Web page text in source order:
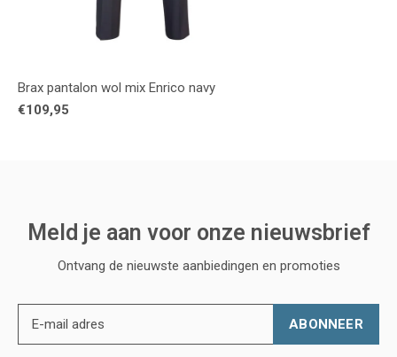
Brax pantalon wol mix Enrico navy
€109,95
Meld je aan voor onze nieuwsbrief
Ontvang de nieuwste aanbiedingen en promoties
ABONNEER